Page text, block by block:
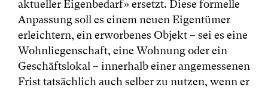
aktueller Eigenbedarf» ersetzt. Diese formelle
Anpassung soll es einem neuen Eigentümer
erleichtern, ein erworbenes Objekt – sei es eine
Wohnliegenschaft, eine Wohnung oder ein
Geschäftslokal – innerhalb einer angemessenen
Frist tatsächlich auch selber zu nutzen, wenn er